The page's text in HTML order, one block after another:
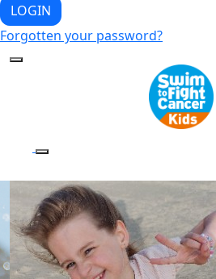
LOGIN
Forgotten your password?